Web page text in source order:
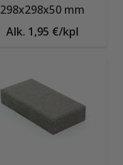
298x298x50 mm
Alk. 1,95 €/kpl